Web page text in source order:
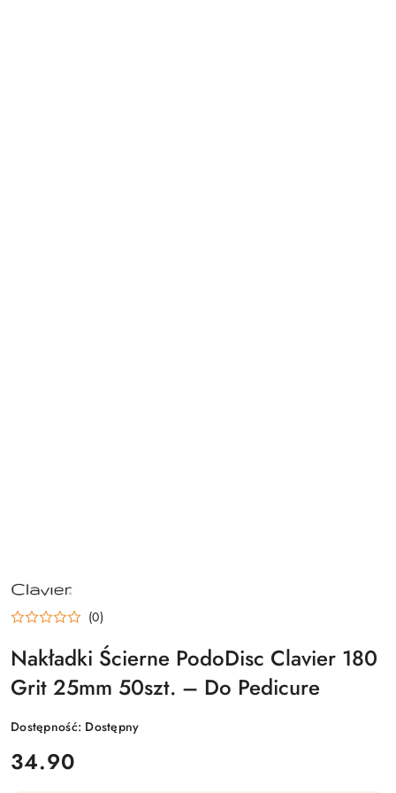
NAZWA
PRODUCENTA:
CLAVIER (0)
Nakładki Ścierne PodoDisc Clavier 180
Grit 25mm 50szt. – Do Pedicure
Dostępność: Dostępny
cena:
34.90